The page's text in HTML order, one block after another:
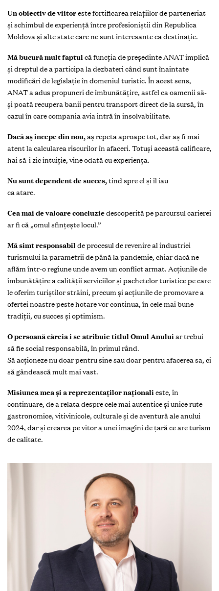
Un obiectiv de viitoreste fortificarea relațiilor de parteneriat
și schimbul de experiență între profesioniștii din Republica
Moldova și alte state care ne sunt interesante ca destinație.
Mă bucură mult faptul că funcția de președinte ANAT implică
și dreptul de a participa la dezbateri când sunt înaintate
modificări de legislație în domeniul turistic. În acest sens,
ANAT a adus propuneri de îmbunătățire, astfel ca oamenii să-
și poată recupera banii pentru transport direct de la sursă, în
cazul în care compania avia intră în insolvabilitate.
Dacă aș începe din nou, aș repeta aproape tot, dar aș fi mai
atent la calcularea riscurilor în afaceri. Totuși această calificare,
hai să-i zic intuiție, vine odată cu experiența.
Nu sunt dependent de succes, tind spre el și îl iau
ca atare.
Cea mai de valoare concluziedescoperită pe parcursul carierei
ar fi că „omul sfințește locul.”
Mă simt responsabil de procesul de revenire al industriei
turismului la parametrii de până la pandemie, chiar dacă ne
aflăm într-o regiune unde avem un conflict armat. Acțiunile de
îmbunătățire a calității serviciilor și pachetelor turistice pe care
le oferim turiștilor străini, precum și acțiunile de promovare a
ofertei noastre peste hotare vor continua, în cele mai bune
tradiții, cu succes și optimism.
O persoană căreia i se atribuie titlul Omul Anului ar trebui
să fie social responsabilă, în primul rând.
Să acționeze nu doar pentru sine sau doar pentru afacerea sa, ci
să gândească mult mai vast.
Misiunea mea și a reprezentaților naționali este, în
continuare, de a relata despre cele mai autentice și unice rute
gastronomice, vitivinicole, culturale și de aventură ale anului
2024, dar și crearea pe vitor a unei imagini de țară ce are turism
de calitate.